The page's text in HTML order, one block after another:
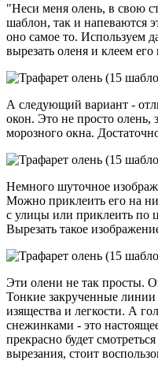
"Неси меня олень, в свою
шаблон, так и напеваются
оно самое то. Используем
вырезать оленя и клеем его
А следующий вариант -
окон. Это не просто олень,
морозного окна.
Немного шуточное
Можно приклеить его на
с улицы или приклеить по
Вырезать такое
Эти олени не так просты.
Тонкие закрученные
изящества и легкости. А
снежинками - это
прекрасно будет
вырезания, стоит